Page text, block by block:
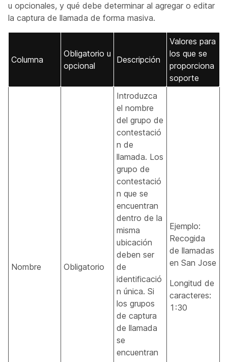
u opcionales, y qué debe determinar al agregar o editar
la captura de llamada de forma masiva.
Columna
Obligatorio u
opcional
Descripción
Valores para
los que se
proporciona
soporte
Nombre Obligatorio
Introduzca
el nombre
del grupo de
contestació
n de
llamada. Los
grupo de
contestació
n que se
encuentran
dentro de la
misma
ubicación
deben ser
de
identificació
n única. Si
los grupos
de captura
de llamada
se
encuentran
Ejemplo:
Recogida
de llamadas
en San Jose
Longitud de
caracteres:
1:30